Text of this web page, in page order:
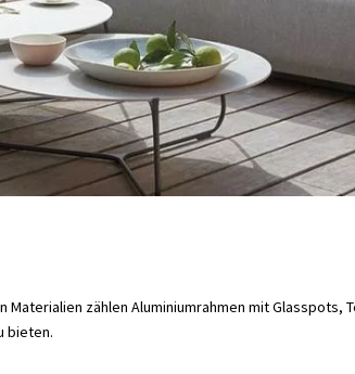
zählen Aluminiumrahmen mit Glasspots,
bieten.